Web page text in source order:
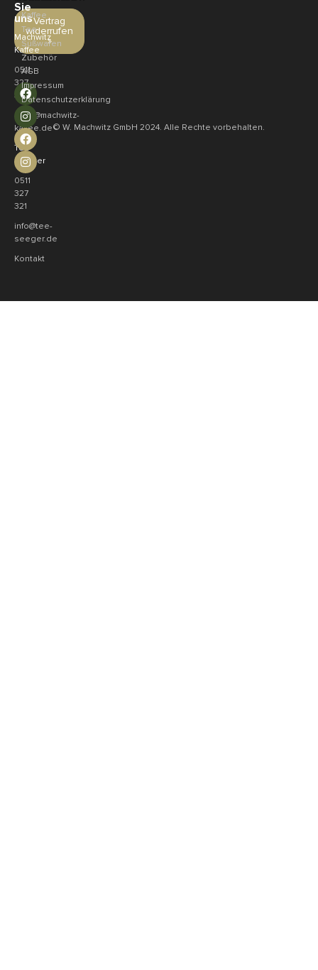
Kaffee
Tee
Süßwaren
Zubehör
AGB
Impressum
Datenschutzerklärung
Vertrag
widerrufen
»
Sie
uns
Machwitz
Kaffee
0511
327
321
shop@machwitz-
kaffee.de
Tee
Seeger
0511
327
321
info@tee-
seeger.de
Kontakt
© W. Machwitz GmbH 2024. Alle Rechte vorbehalten.